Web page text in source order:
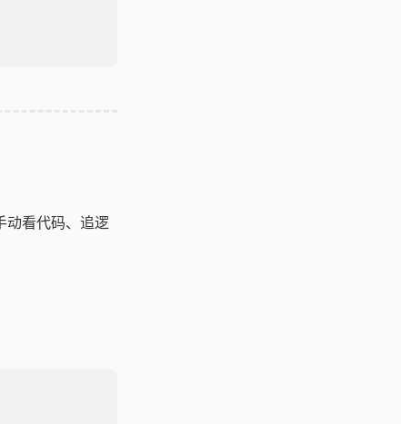
动看代码、追逻